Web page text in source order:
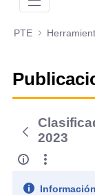
PTE
2023